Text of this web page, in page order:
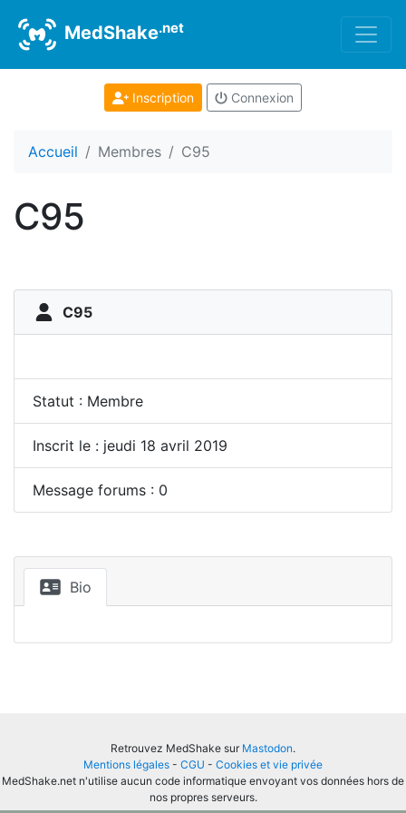
MedShake.net
Inscription Connexion
Accueil Membres C95
C95
C95
Statut : Membre
Inscrit le : jeudi 18 avril 2019
Message forums : 0
Bio
Retrouvez MedShake sur Mastodon.
Mentions légales - CGU - Cookies et vie privée
MedShake.net n'utilise aucun code informatique envoyant vos données hors de
nos propres serveurs.